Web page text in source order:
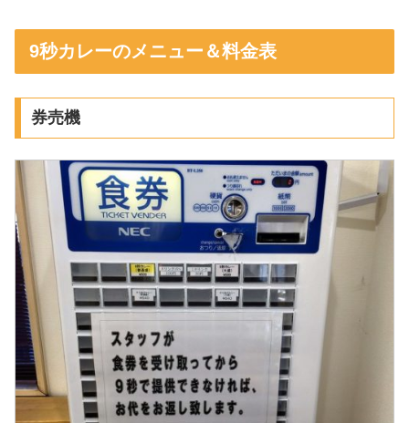
9秒カレーのメニュー＆料金表
券売機